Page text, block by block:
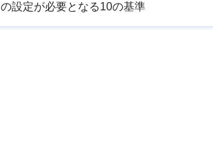
の設定が必要となる10の基準